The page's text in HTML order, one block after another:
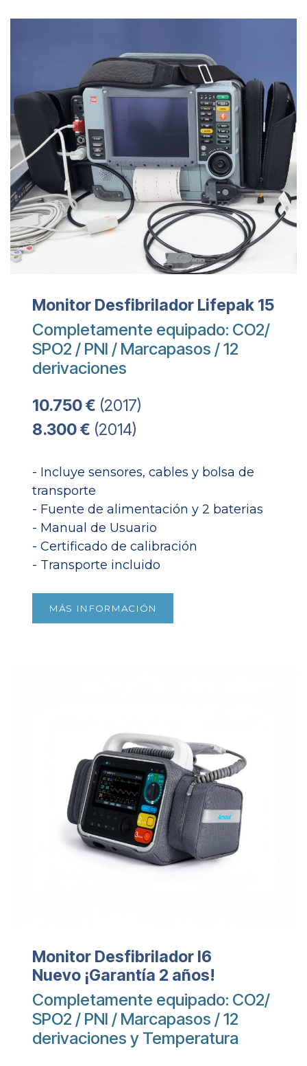
Monitor Desfibrilador Lifepak 15
Completamente equipado: CO2/
SPO2 / PNI / Marcapasos / 12
derivaciones
10.750 € (2017)
8.300 € (2014)
- Incluye sensores, cables y bolsa de
transporte
- Fuente de alimentación y 2 baterias
- Manual de Usuario
- Certificado de calibración
- Transporte incluido
MÁS INFORMACIÓN
Monitor Desfibrilador I6
Nuevo ¡Garantía 2 años!
Completamente equipado: CO2/
SPO2 / PNI / Marcapasos / 12
derivaciones y Temperatura